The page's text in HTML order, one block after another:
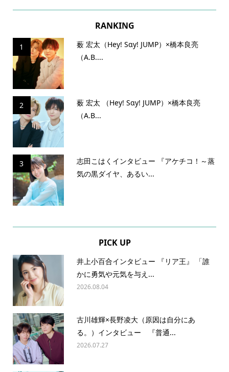
RANKING
1
薮 宏太（Hey! Sɑy! JUMP）×橋本良亮
（A.B....
2
薮 宏太 （Hey! Sɑy! JUMP）×橋本良亮
（A.B...
3
志田こはくインタビュー 『アケチコ！～蒸
気の黒ダイヤ、あるい...
PICK UP
井上小百合インタビュー 『リア王』 「誰
かに勇気や元気を与え...
2026.08.04
古川雄輝×長野凌大（原因は自分にあ
る。）インタビュー 『普通...
2026.07.27